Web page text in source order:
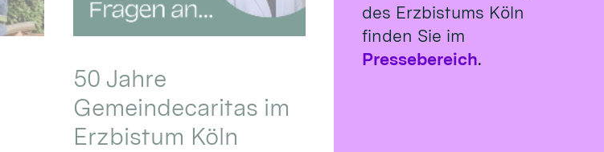
50 Jahre
Gemeindecaritas im
Erzbistum Köln
des Erzbistums Köln
finden Sie im
Pressebereich.